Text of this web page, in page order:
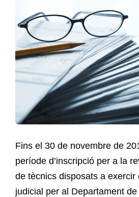
Fins el 30 de novembre de
període d’inscripció per a la
de tècnics disposats a exercir
judicial per al Departament